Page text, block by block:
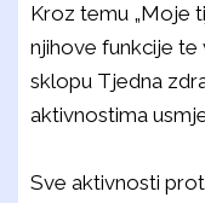
Kroz temu „Moje
njihove funkcije te
sklopu Tjedna
aktivnostima
Sve aktivnosti